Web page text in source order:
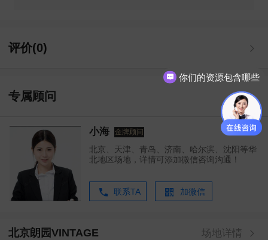
评价(0)
专属顾问
小海 金牌顾问
北京、天津、青岛、济南、哈尔滨、沈阳等华
北地区场地，详情可添加微信咨询沟通！
联系TA 加微信
北京朗园VINTAGE
场地详情
你们的资源包含哪些